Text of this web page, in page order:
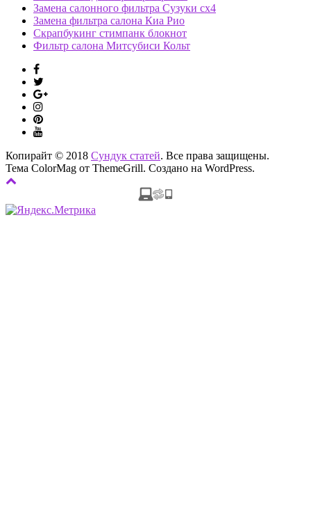
Замена салонного фильтра Сузуки сх4
Замена фильтра салона Киа Рио
Скрапбукинг стимпанк блокнот
Фильтр салона Митсубиси Кольт
Копирайт © 2018 Сундук статей. Все права защищены.
Тема ColorMag от ThemeGrill. Создано на WordPress.